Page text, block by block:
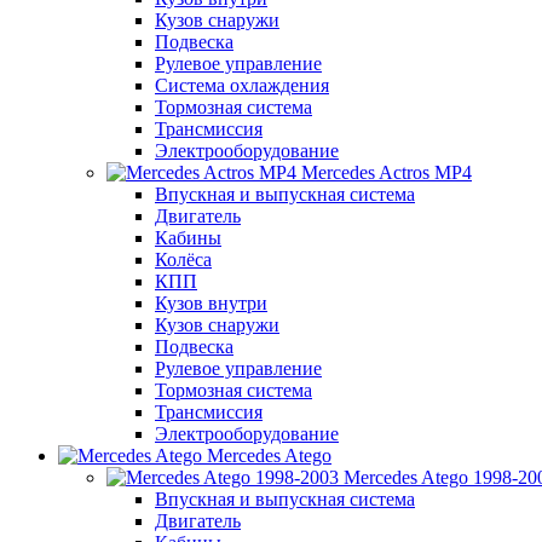
Кузов снаружи
Подвеска
Рулевое управление
Система охлаждения
Тормозная система
Трансмиссия
Электрооборудование
Mercedes Actros MP4
Впускная и выпускная система
Двигатель
Кабины
Колёса
КПП
Кузов внутри
Кузов снаружи
Подвеска
Рулевое управление
Тормозная система
Трансмиссия
Электрооборудование
Mercedes Atego
Mercedes Atego 1998-
Впускная и выпускная система
Двигатель